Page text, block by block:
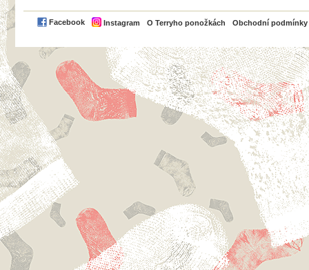
Facebook Instagram O Terryho ponožkách Obchodní podmínky
PayPal